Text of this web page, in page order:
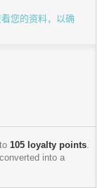
您的资料，以确
105 loyalty points
into a